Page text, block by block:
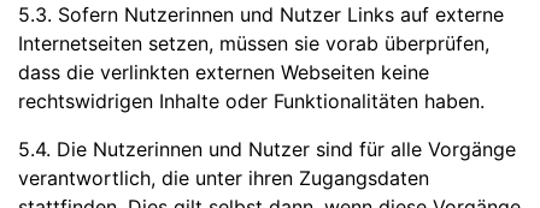
5.3. Sofern Nutzerinnen und Nutzer Links auf externe
Internetseiten setzen, müssen sie vorab überprüfen,
dass die verlinkten externen Webseiten keine
rechtswidrigen Inhalte oder Funktionalitäten haben.
5.4. Die Nutzerinnen und Nutzer sind für alle Vorgänge
verantwortlich, die unter ihren Zugangsdaten